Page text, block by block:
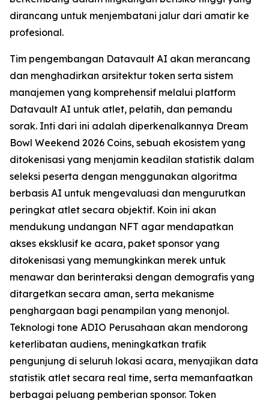
dirancang untuk menjembatani jalur dari amatir ke
profesional.
Tim pengembangan Datavault AI akan merancang
dan menghadirkan arsitektur token serta sistem
manajemen yang komprehensif melalui platform
Datavault AI untuk atlet, pelatih, dan pemandu
sorak. Inti dari ini adalah diperkenalkannya Dream
Bowl Weekend 2026 Coins, sebuah ekosistem yang
ditokenisasi yang menjamin keadilan statistik dalam
seleksi peserta dengan menggunakan algoritma
berbasis AI untuk mengevaluasi dan mengurutkan
peringkat atlet secara objektif. Koin ini akan
mendukung undangan NFT agar mendapatkan
akses eksklusif ke acara, paket sponsor yang
ditokenisasi yang memungkinkan merek untuk
menawar dan berinteraksi dengan demografis yang
ditargetkan secara aman, serta mekanisme
penghargaan bagi penampilan yang menonjol.
Teknologi tone ADIO Perusahaan akan mendorong
keterlibatan audiens, meningkatkan trafik
pengunjung di seluruh lokasi acara, menyajikan data
statistik atlet secara real time, serta memanfaatkan
berbagai peluang pemberian sponsor. Token